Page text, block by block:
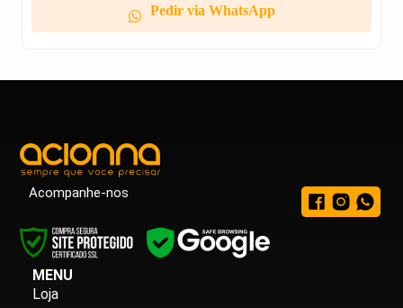
Pedir via WhatsApp
Acompanhe-nos
MENU
Loja